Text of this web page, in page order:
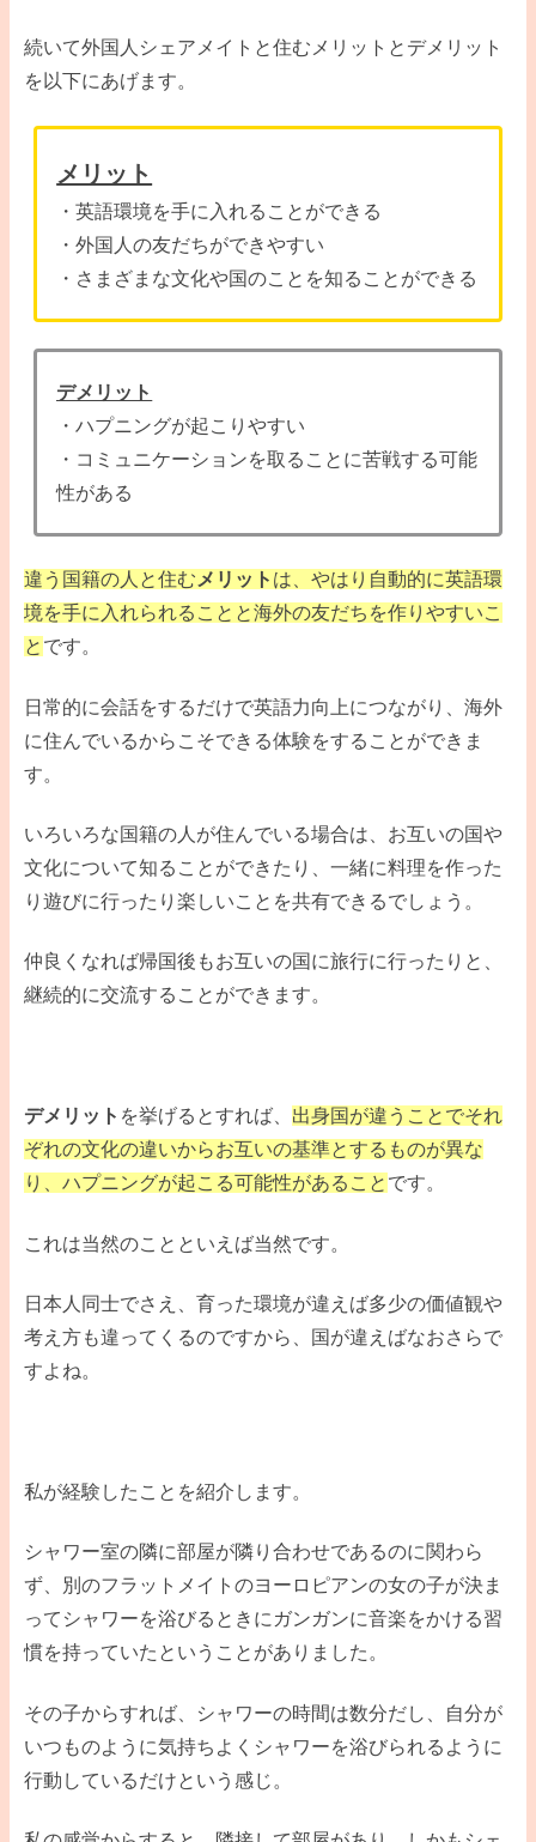
続いて外国人シェアメイトと住むメリットとデメリット
を以下にあげます。
メリット
・英語環境を手に入れることができる
・外国人の友だちができやすい
・さまざまな文化や国のことを知ることができる
デメリット
・ハプニングが起こりやすい
・コミュニケーションを取ることに苦戦する可能
性がある
違う国籍の人と住む メリット は、やはり自動的に英語環
境を手に入れられることと海外の友だちを作りやすいこ
と です。
日常的に会話をするだけで英語力向上につながり、海外
に住んでいるからこそできる体験をすることができま
す。
いろいろな国籍の人が住んでいる場合は、お互いの国や
文化について知ることができたり、一緒に料理を作った
り遊びに行ったり楽しいことを共有できるでしょう。
仲良くなれば帰国後もお互いの国に旅行に行ったりと、
継続的に交流することができます。
デメリット を挙げるとすれば、 出身国が違うことでそれ
ぞれの文化の違いからお互いの基準とするものが異な
り、ハプニングが起こる可能性があること です。
これは当然のことといえば当然です。
日本人同士でさえ、育った環境が違えば多少の価値観や
考え方も違ってくるのですから、国が違えばなおさらで
すよね。
私が経験したことを紹介します。
シャワー室の隣に部屋が隣り合わせであるのに関わら
ず、別のフラットメイトのヨーロピアンの女の子が決ま
ってシャワーを浴びるときにガンガンに音楽をかける習
慣を持っていたということがありました。
その子からすれば、シャワーの時間は数分だし、自分が
いつものように気持ちよくシャワーを浴びられるように
行動しているだけという感じ。